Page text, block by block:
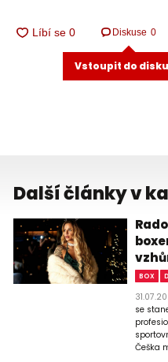
Diskuse 0
Vstoupit do
Další články v
BOX
se
Češka